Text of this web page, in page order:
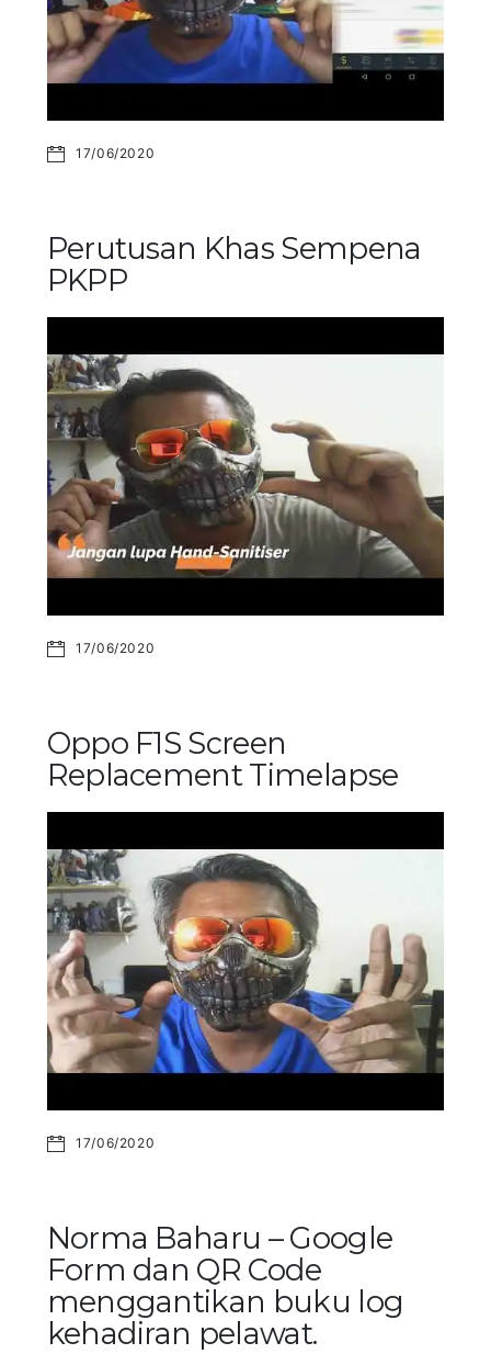
17/06/2020
Perutusan Khas Sempena
PKPP
17/06/2020
Oppo F1S Screen
Replacement Timelapse
17/06/2020
Norma Baharu – Google
Form dan QR Code
menggantikan buku log
kehadiran pelawat.